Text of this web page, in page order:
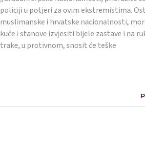
policiji u potjeri za ovim ekstremistima.
muslimanske i hrvatske nacionalnosti,
kuće i stanove izvjesiti bijele zastave i na
trake, u protivnom, snosit će teške